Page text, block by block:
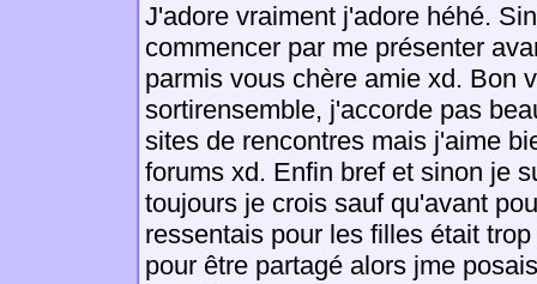
J'adore vraiment j'adore héhé.
commencer par me présenter
parmis vous chère amie xd. Bon
sortirensemble, j'accorde pas
sites de rencontres mais j'aime
forums xd. Enfin bref et sinon je
toujours je crois sauf qu'avant
ressentais pour les filles était
pour être partagé alors jme